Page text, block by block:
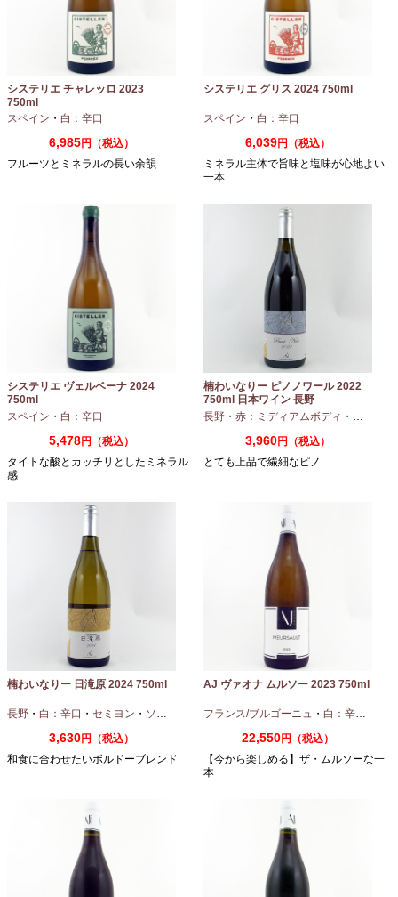
システリエ チャレッロ 2023
750ml
スペイン ・ 白：辛口
6,985円（税込）
フルーツとミネラルの長い余韻
システリエ グリス 2024 750ml
スペイン ・ 白：辛口
6,039円（税込）
ミネラル主体で旨味と塩味が心地よい
一本
システリエ ヴェルベーナ 2024
750ml
スペイン ・ 白：辛口
5,478円（税込）
タイトな酸とカッチリとしたミネラル
感
楠わいなりー ピノノワール 2022
750ml 日本ワイン 長野
長野 ・ 赤：ミディアムボディ ・ ピノノワ
3,960円（税込）
とても上品で繊細なピノ
楠わいなりー 日滝原 2024 750ml
長野 ・ 白：辛口 ・ セミヨン ・ ソーヴィニオンブラン
3,630円（税込）
和食に合わせたいボルドーブレンド
AJ ヴァオナ ムルソー 2023 750ml
フランス/ブルゴーニュ ・ 白：辛口
22,550円（税込）
【今から楽しめる】ザ・ムルソーな一
本